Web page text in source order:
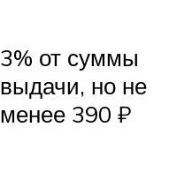
3% от суммы
выдачи, но не
менее 390 ₽